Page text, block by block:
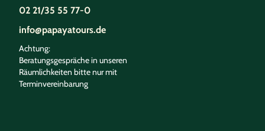
02 21/35 55 77-0
info@papayatours.de
Achtung:
Beratungsgespräche in unseren
Räumlichkeiten bitte nur mit
Terminvereinbarung